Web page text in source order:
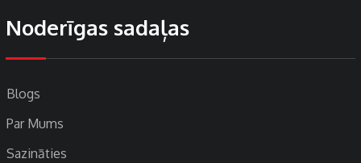
Noderīgas sadaļas
Blogs
Par Mums
Sazināties